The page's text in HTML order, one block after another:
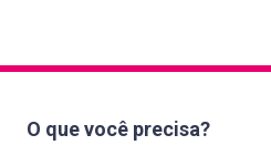
O que você precisa?